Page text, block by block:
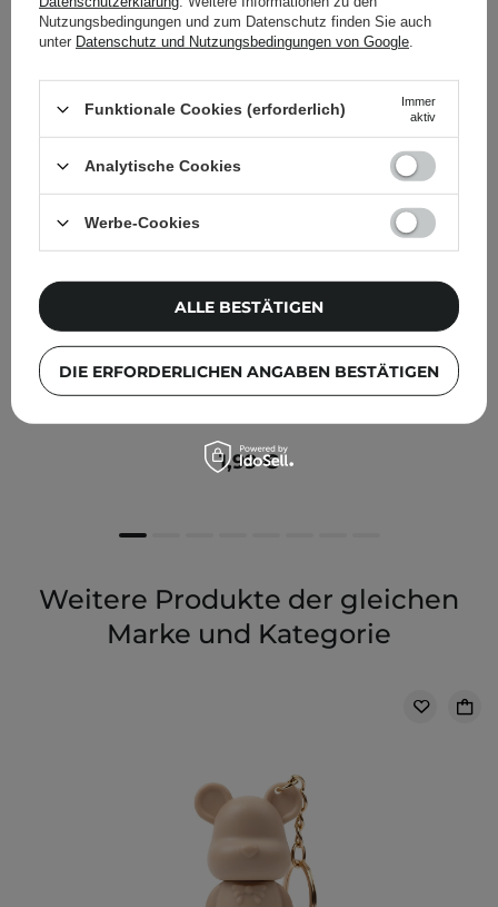
CP-1 - Peeling Ampoule - Peeling - Kopfhaut-Ampulle -
1,99 €
Weitere Produkte der gleichen
Marke und Kategorie
Nutzungsbedingungen und zum Datenschutz finden Sie auch
unter Datenschutz und Nutzungsbedingungen von Google
Funktionale Cookies (erforderlich)
Immer
aktiv
Analytische Cookies
Werbe-Cookies
DIE ERFORDERLICHEN ANGABEN BESTÄTIGEN
ALLE BESTÄTIGEN